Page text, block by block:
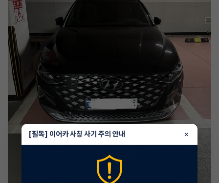
[필독] 이어카 사칭 사기 주의 안내 ×